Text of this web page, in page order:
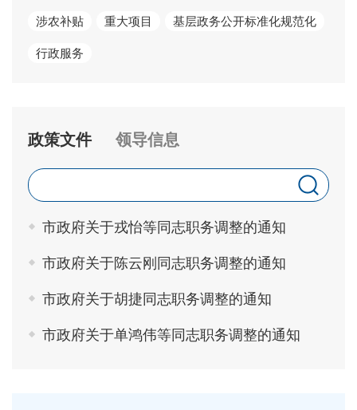
涉农补贴 重大项目 基层政务公开标准化规范化
行政服务
政策文件 领导信息
市政府关于戎怡等同志职务调整的通知
市政府关于陈云刚同志职务调整的通知
市政府关于胡捷同志职务调整的通知
市政府关于单鸿伟等同志职务调整的通知